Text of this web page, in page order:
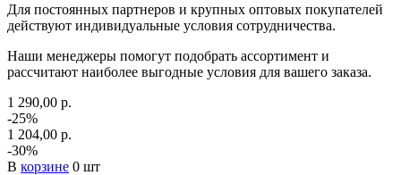
Для постоянных партнеров и крупных оптовых покупателей
действуют индивидуальные условия сотрудничества.
Наши менеджеры помогут подобрать ассортимент и
рассчитают наиболее выгодные условия для вашего заказа.
1 290,00 р.
-25%
1 204,00 р.
-30%
В корзине 0 шт